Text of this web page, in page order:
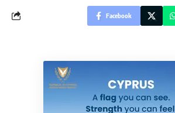
Facebook